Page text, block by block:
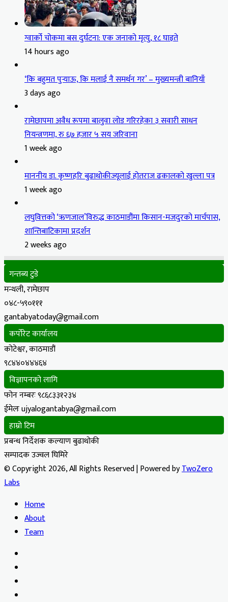
ग्वार्को चोकमा बस दुर्घटना: एक जनाको मृत्यु, १८ घाइते
14 hours ago
‘कि बहुमत पुर्‍याऊ, कि मलाई नै समर्थन गर’ – मुख्यमन्त्री बानियाँ
3 days ago
रामेछापमा अवैध रूपमा बालुवा लोड गरिरहेका ३ सवारी साधन
नियन्त्रणमा, रु ६७ हजार ५ सय जरिवाना
1 week ago
माननीय डा. कृष्णहरि बुढाथोकीज्यूलाई होतराज ढकालको खुल्ला पत्र
1 week ago
लघुवित्तको ‘ऋणजाल’विरुद्ध काठमाडौंमा किसान-मजदुरको मार्चपास,
शान्तिबाटिकामा प्रदर्शन
2 weeks ago
गन्तब्य टुडे
मन्थली, रामेछाप
०४८-५९०१११
gantabyatoday@gmail.com
कर्पोरेट कार्यालय
कोटेश्वर, काठमाडौं
९८४४०४४४६४
विज्ञापनको लागि
फोन नम्बरः ९८६८३३१२३४
ईमेलः ujyalogantabya@gmail.com
हाम्रो टिम
प्रबन्ध निर्देशक कल्याण बुढाथोकी
सम्पादक उज्वल घिमिरे
© Copyright 2026, All Rights Reserved | Powered byTwoZero
Labs
Home
About
Team